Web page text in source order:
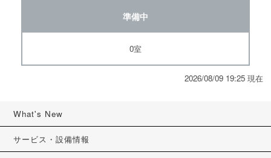
準備中
0室
2026/08/09 19:25 現在
What's New
サービス・設備情報